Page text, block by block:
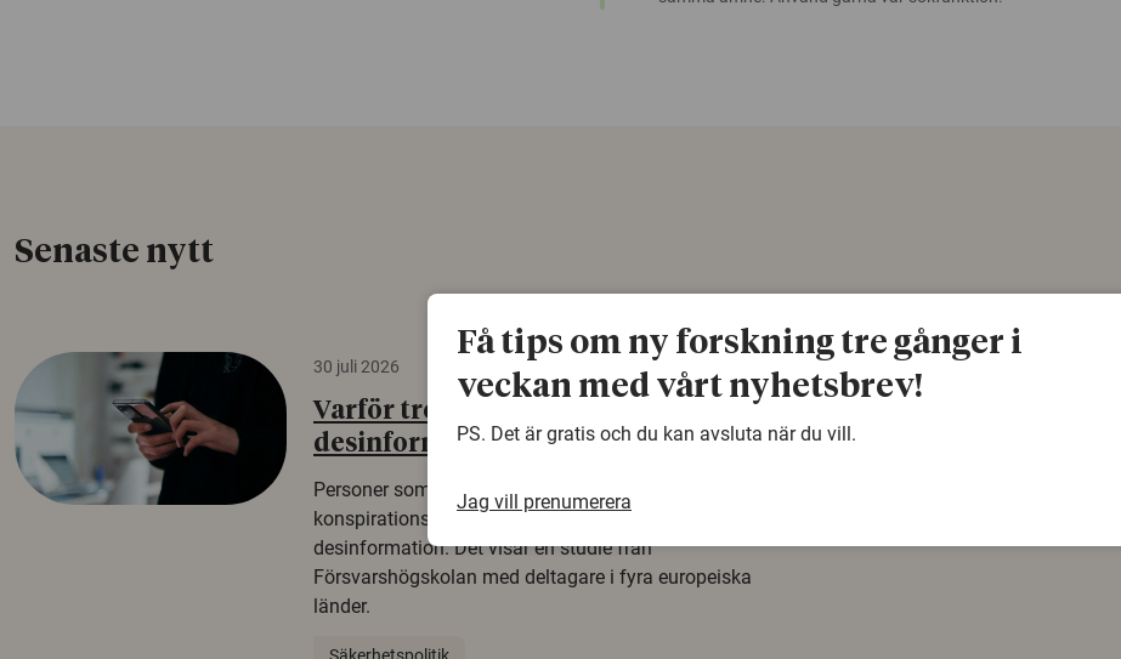
Senaste nytt
30 juli 2026
Varför tror vissa på rysk
desinformation?
Personer som är mer benägna att tro på
konspirationsteorier är ofta mer mottagliga för rysk
desinformation. Det visar en studie från
Försvarshögskolan med deltagare i fyra europeiska
länder.
Få tips om ny forskning tre gånger i
veckan med vårt nyhetsbrev!
PS. Det är gratis och du kan avsluta när du vill.
Jag vill prenumerera